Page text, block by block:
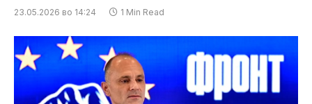
23.05.2026 во 14:24 1 Min Read